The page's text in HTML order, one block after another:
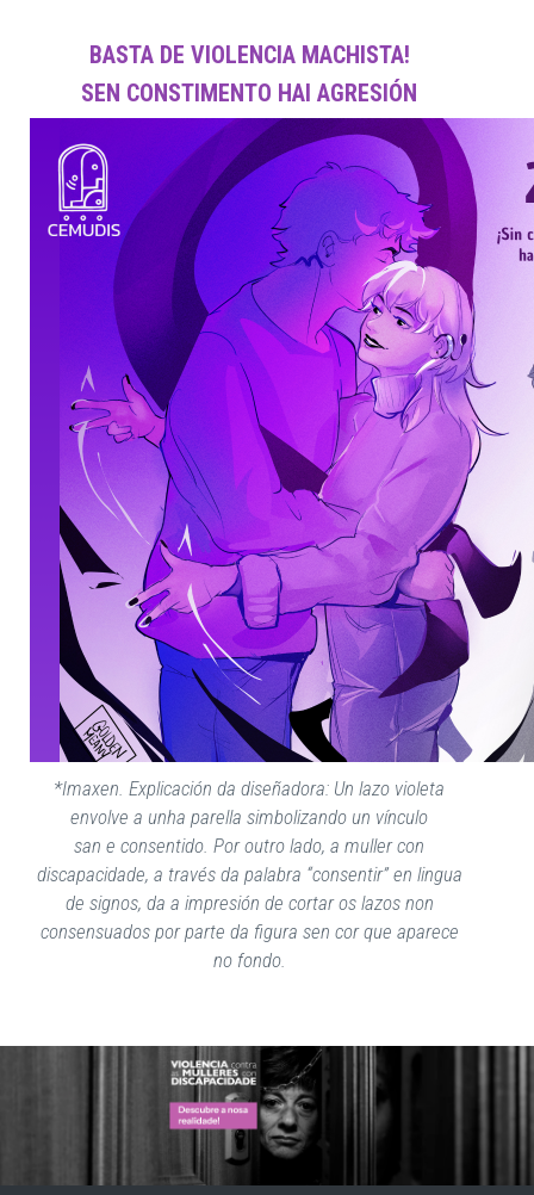
BASTA DE VIOLENCIA MACHISTA!
SEN CONSTIMENTO HAI AGRESIÓN
*Imaxen. Explicación da diseñadora: Un lazo violeta
envolve a unha parella simbolizando un vínculo
san e consentido. Por outro lado, a muller con
discapacidade, a través da palabra “consentir” en lingua
de signos, da a impresión de cortar os lazos non
consensuados por parte da figura sen cor que aparece
no fondo.